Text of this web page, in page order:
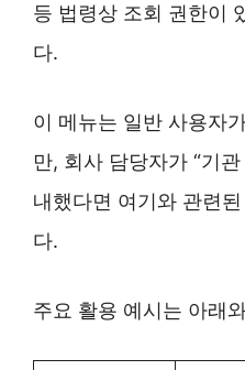
등 법령상 조회 권한이
다.
이 메뉴는 일반 사용자
만, 회사 담당자가 “기
내했다면 여기와 관련
다.
주요 활용 예시는 아래